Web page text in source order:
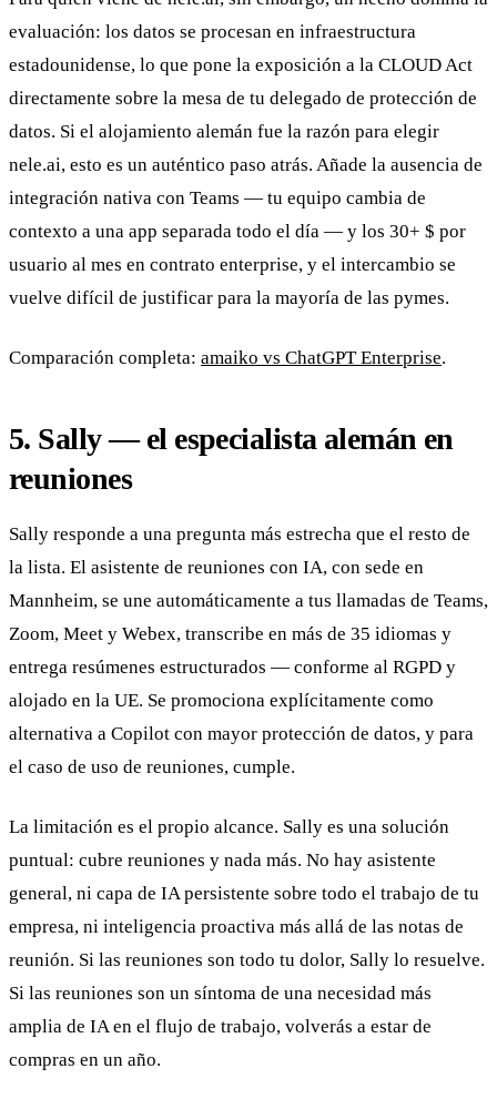
evaluación: los datos se procesan en infraestructura
estadounidense, lo que pone la exposición a la CLOUD Act
directamente sobre la mesa de tu delegado de protección de
datos. Si el alojamiento alemán fue la razón para elegir
nele.ai, esto es un auténtico paso atrás. Añade la ausencia de
integración nativa con Teams — tu equipo cambia de
contexto a una app separada todo el día — y los 30+ $ por
usuario al mes en contrato enterprise, y el intercambio se
vuelve difícil de justificar para la mayoría de las pymes.
Comparación completa: amaiko vs ChatGPT Enterprise.
5. Sally — el especialista alemán en
reuniones
Sally responde a una pregunta más estrecha que el resto de
la lista. El asistente de reuniones con IA, con sede en
Mannheim, se une automáticamente a tus llamadas de Teams,
Zoom, Meet y Webex, transcribe en más de 35 idiomas y
entrega resúmenes estructurados — conforme al RGPD y
alojado en la UE. Se promociona explícitamente como
alternativa a Copilot con mayor protección de datos, y para
el caso de uso de reuniones, cumple.
La limitación es el propio alcance. Sally es una solución
puntual: cubre reuniones y nada más. No hay asistente
general, ni capa de IA persistente sobre todo el trabajo de tu
empresa, ni inteligencia proactiva más allá de las notas de
reunión. Si las reuniones son todo tu dolor, Sally lo resuelve.
Si las reuniones son un síntoma de una necesidad más
amplia de IA en el flujo de trabajo, volverás a estar de
compras en un año.